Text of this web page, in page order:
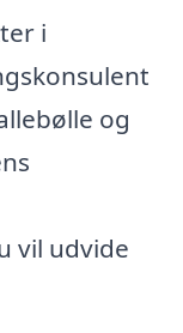
i
og
vil udvide